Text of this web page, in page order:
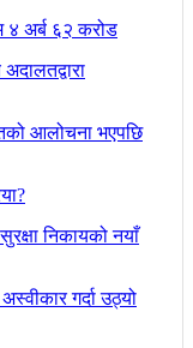
अर्ब ६२ करोड
आलोचना भएपछि
निकायको नयाँ
गर्दा उठ्यो